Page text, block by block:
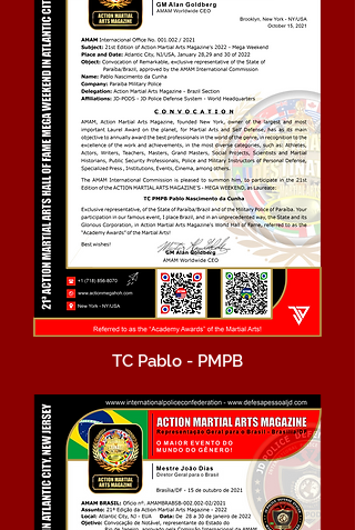
TC Pablo - PMPB